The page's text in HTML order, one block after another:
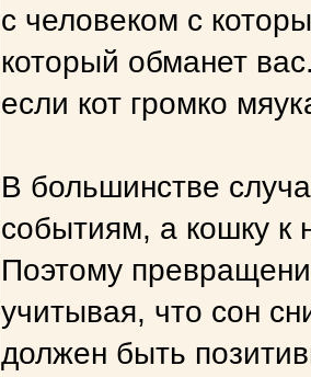
с человеком с
который обманет
если кот громко
В большинстве
событиям, а кошку к
Поэтому
учитывая, что сон
должен быть